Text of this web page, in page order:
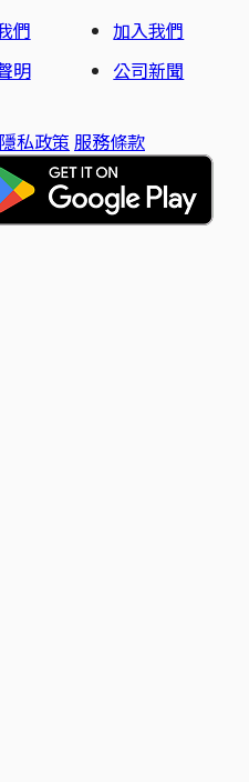
們
加入我們
明
公司新聞
隱私政策 服務條款